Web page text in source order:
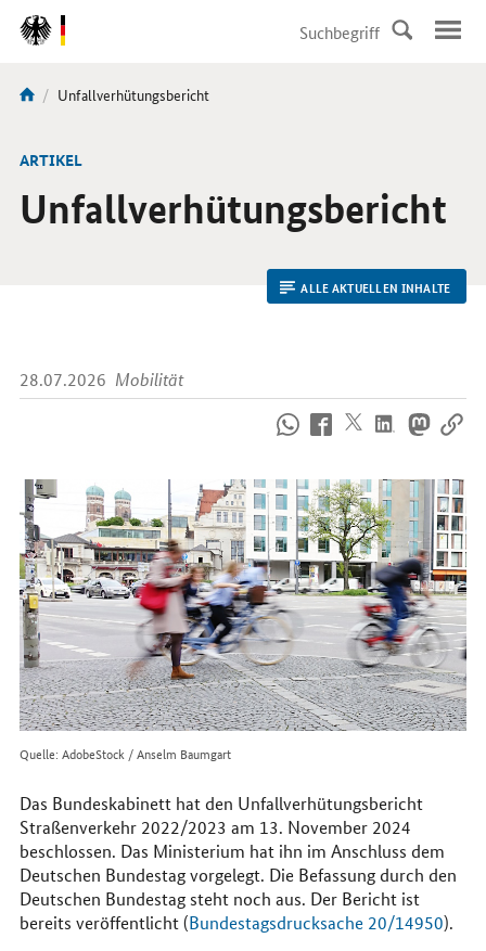
DirektZu:
Navigation
Sie
hier:
Aktuelle
Unfallverhütungsbericht
ARTIKEL
Unfallverhütungsbericht
ALLE AKTUELLEN INHALTE
28.07.2026 Mobilität
uns
im
Internet
Quelle: AdobeStock / Anselm Baumgart
Das Bundeskabinett hat den Unfallverhütungsbericht
Straßenverkehr 2022/2023 am 13. November 2024
beschlossen. Das Ministerium hat ihn im Anschluss dem
Deutschen Bundestag vorgelegt. Die Befassung durch den
Deutschen Bundestag steht noch aus. Der Bericht ist
bereits veröffentlicht (Bundestagsdrucksache 20/14950).